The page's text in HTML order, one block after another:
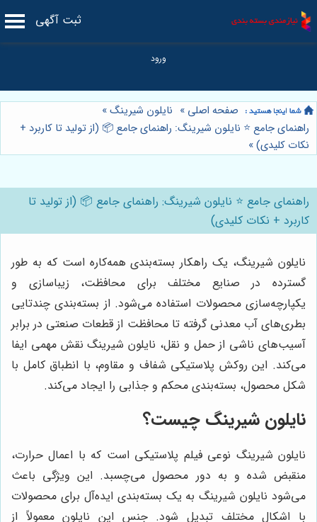
ثبت آگهی
صفحه اصلی » نایلون شیرینگ»
راهنمای جامع ⭐️ نایلون شیرینگ: راهنمای جامع 📦 (از تولید تا کاربرد +
نکات کلیدی)»
راهنمای جامع ⭐️ نایلون شیرینگ: راهنمای جامع 📦 (از تولید تا
کاربرد + نکات کلیدی)
نایلون شیرینگ، یک راهکار بسته‌بندی همه‌کاره است که به طور
گسترده در صنایع مختلف برای محافظت، زیباسازی و
یکپارچه‌سازی محصولات استفاده می‌شود. از بسته‌بندی چندتایی
بطری‌های آب معدنی گرفته تا محافظت از قطعات صنعتی در برابر
آسیب‌های ناشی از حمل و نقل، نایلون شیرینگ نقش مهمی ایفا
می‌کند. این روکش پلاستیکی شفاف و مقاوم، با انطباق کامل با
شکل محصول، بسته‌بندی محکم و جذابی را ایجاد می‌کند.
نایلون شیرینگ چیست؟
نایلون شیرینگ نوعی فیلم پلاستیکی است که با اعمال حرارت،
منقبض شده و به دور محصول می‌چسبد. این ویژگی باعث
می‌شود نایلون شیرینگ به یک بسته‌بندی ایده‌آل برای محصولات
با اشکال مختلف تبدیل شود. جنس این نایلون معمولاً از